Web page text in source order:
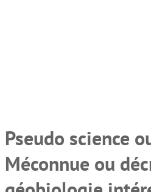
Pseudo science
Méconnue ou